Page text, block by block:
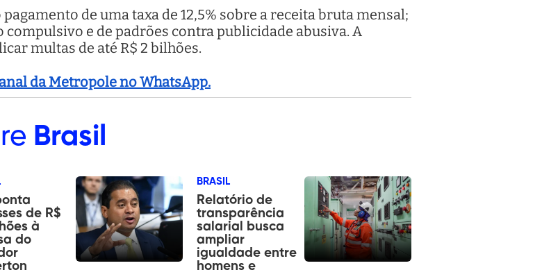
de uma taxa de 12,5% sobre a receita bruta mensal;
e de padrões contra publicidade abusiva. A
multas de até R$ 2 bilhões.
da Metropole no WhatsApp.
Brasil
de R$
à
do
BRASIL
Relatório de
transparência
salarial busca
ampliar
igualdade entre
homens e